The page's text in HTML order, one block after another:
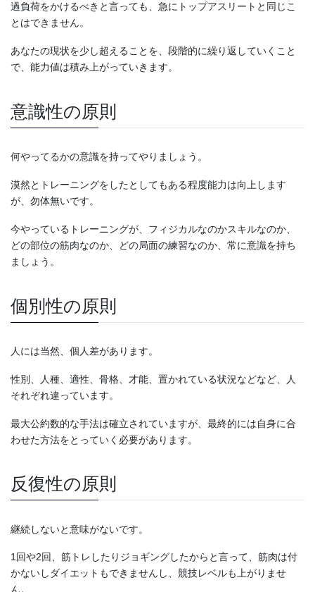
過負荷をかけるべきと言っても、急にトップアスリートと同じこ
とはできません。
あなたの現状を少し超えることを、段階的に繰り返していくこと
で、能力値は積み上がっていきます。
意識性の原則
何やってるかの意識を持ってやりましょう。
漠然とトレーニングをしたとしてもある程度能力は向上します
が、勿体無いです。
今やっているトレーニングが、フィジカルなのかスキルなのか、
どの部位の筋肉なのか、どの局面の練習なのか、常に意識を持ち
ましょう。
個別性の原則
人には当然、個人差があります。
性別、人種、適性、骨格、才能、置かれている状況などなど、人
それぞれ違っています。
最大公約数的な手法は確立されていますが、最終的には自身に合
わせた方法をとっていく必要があります。
反復性の原則
継続しないと意味がないです。
1回や2回、筋トレしたりジョギングしたからと言って、筋肉は付
かないしダイエットもできませんし、競技レベルも上がりませ
ん。